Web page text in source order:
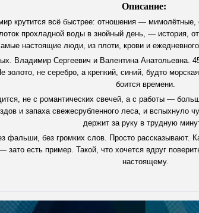
Описание:
крутится всё быстрее: отношения —
прохладной воды в знойный день, — история,
настоящие люди, из плоти, крови и
Владимир Сергеевич и Валентина Анатольевна.
золото, не серебро, а крепкий, синий, будто
боится времени.
не с романтических свечей, а с работы —
и запаха свежесрубленного леса, и вспыхнуло
держит за руку в трудную
фальши, без громких слов. Просто рассказывают.
зато есть пример. Такой, что хочется вдруг
настоящему.